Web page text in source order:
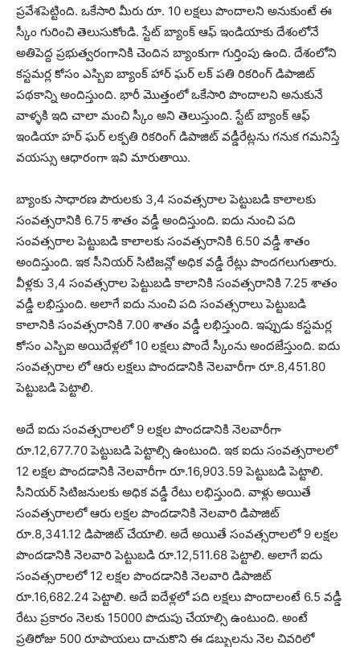
ప్రవేశపెట్టింది. ఒకేసారి మీరు రూ. 10 లక్షలు పొందాలని అనుకుంటే ఈ
స్కీం గురించి తెలుసుకోండి. స్టేట్ బ్యాంక్ ఆఫ్ ఇండియాకు దేశంలోనే
అతిపెద్ద ప్రభుత్వరంగానికి చెందిన బ్యాంకుగా గుర్తింపు ఉంది. దేశంలోని
కస్టమర్ల కోసం ఎస్బిఐ బ్యాంక్ హార్ ఘర్ లక్ పతి రికరింగ్ డిపాజిట్
పథకాన్ని అందిస్తుంది. భారీ మొత్తంలో ఒకేసారి పొందాలని అనుకునే
వాళ్ళకి ఇది చాలా మంచి స్కీం అని తెలుస్తుంది. స్టేట్ బ్యాంక్ ఆఫ్
ఇండియా హర్ ఘర్ లక్పతి రికరింగ్ డిపాజిట్ వడ్డీరేట్లను గనుక గమనిస్తే
వయస్సు ఆధారంగా ఇవి మారుతాయి.
బ్యాంకు సాధారణ పౌరులకు 3,4 సంవత్సరాల పెట్టుబడి కాలాలకు
సంవత్సరానికి 6.75 శాతం వడ్డీ అందిస్తుంది. ఐదు నుంచి పది
సంవత్సరాల పెట్టుబడి కాలాలకు సంవత్సరానికి 6.50 వడ్డీ శాతం
అందిస్తుంది. ఇక సీనియర్ సిటిజన్లో అధిక వడ్డీ రేట్లు పొందగలుగుతారు.
వీళ్లకు 3,4 సంవత్సరాల పెట్టుబడి కాలానికి సంవత్సరానికి 7.25 శాతం
వడ్డీ లభిస్తుంది. అలాగే ఐదు నుంచి పది సంవత్సరాలు పెట్టుబడి
కాలానికి సంవత్సరానికి 7.00 శాతం వడ్డీ లభిస్తుంది. ఇప్పుడు కస్టమర్ల
కోసం ఎస్బిఐ అయిదేళ్లలో 10 లక్షలు పొందే స్కీంను అందజేస్తుంది. ఐదు
సంవత్సరాల లో ఆరు లక్షలు పొందడానికి నెలవారీగా రూ.8,451.80
పెట్టుబడి పెట్టాలి.
అదే ఐదు సంవత్సరాలలో 9 లక్షల పొందడానికి నెలవారీగా
రూ.12,677.70 పెట్టుబడి పెట్టాల్సి ఉంటుంది. ఇక ఐదు సంవత్సరాలలో
12 లక్షల పొందడానికి నెలవారీగా రూ.16,903.59 పెట్టుబడి పెట్టాలి.
సీనియర్ సిటిజనులకు అధిక వడ్డీ రేటు లభిస్తుంది. వాళ్లు అయితే
సంవత్సరాలలో ఆరు లక్షల పొందడానికి నెలవారి డిపాజిట్
రూ.8,341.12 డిపాజిట్ చేయాలి. అదే అయితే సంవత్సరాలలో 9 లక్షల
పొందడానికి నెలవారి పెట్టుబడి రూ.12,511.68 పెట్టాలి. అలాగే ఐదు
సంవత్సరాలలో 12 లక్షల పొందడానికి నెలవారి డిపాజిట్
రూ.16,682.24 పెట్టాలి. అదే ఐదేళ్లలో పది లక్షలు పొందాలంటే 6.5 వడ్డీ
రేటు ప్రకారం నెలకు 15000 పొదుపు చేయాల్సి ఉంటుంది. అంటే
ప్రతిరోజు 500 రూపాయలు దాచుకొని ఈ డబ్బులను నెల చివరిలో